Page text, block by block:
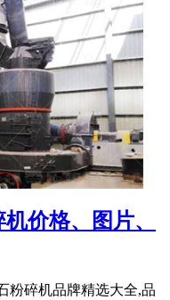
价格、图片、
粉碎机品牌精选大全,品